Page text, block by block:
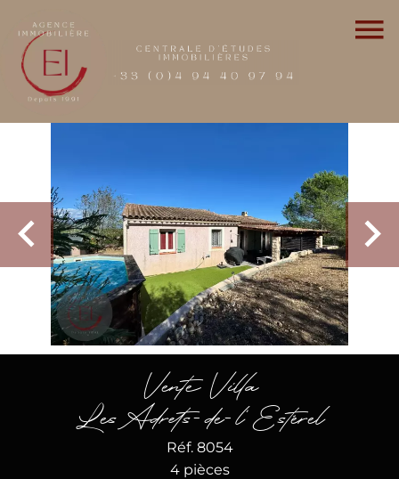
Vente Villa
Les Adrets-de-l'Estérel
Réf. 8054
4 pièces